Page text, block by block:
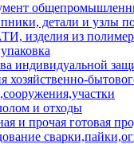
детали и узлы
изделия из
индивидуальной
хозяйственно-
и отходы
и прочая готовая